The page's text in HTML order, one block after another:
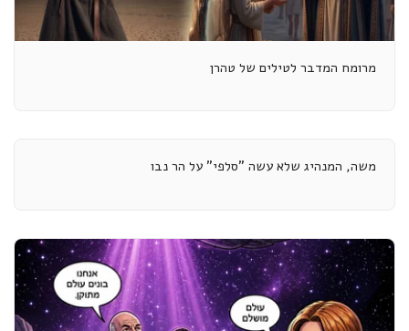
מרומח המדבר לטילים של טהרן
משה, המנהיג שלא עשה "סלפי" על הר נבו